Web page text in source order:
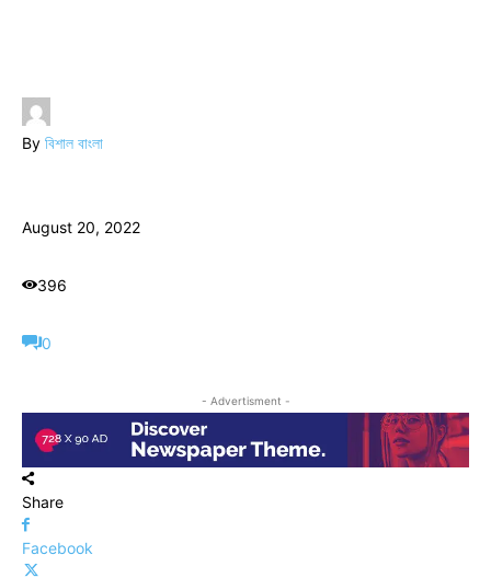
By বিশাল বাংলা
August 20, 2022
396
0
- Advertisment -
Share
Facebook